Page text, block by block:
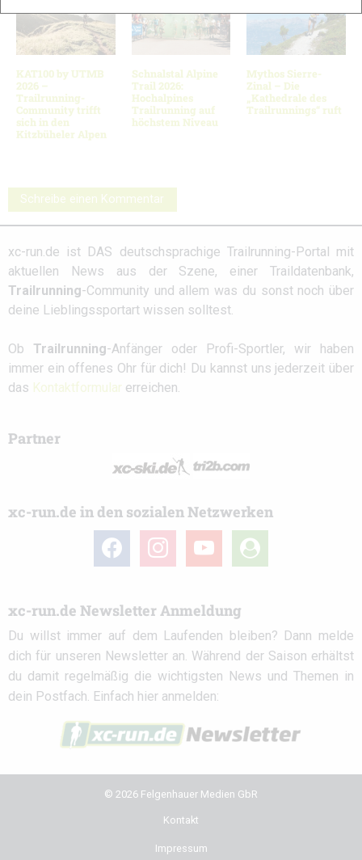
KAT100 by UTMB
2026 –
Trailrunning-
Community trifft
sich in den
Kitzbüheler Alpen
Schnalstal Alpine
Trail 2026:
Hochalpines
Trailrunning auf
höchstem Niveau
Mythos Sierre-
Zinal – Die
„Kathedrale des
Trailrunnings“ ruft
Schreibe einen Kommentar
xc-run.de ist DAS deutschsprachige Trailrunning-Portal mit
aktuellen News aus der Szene, einer Traildatenbank,
Trailrunning-Community und allem was du sonst noch über
deine Lieblingssportart wissen solltest.
Ob Trailrunning-Anfänger oder Profi-Sportler, wir haben
immer ein offenes Ohr für dich! Du kannst uns jederzeit über
das Kontaktformular erreichen.
Partner
xc-run.de in den sozialen Netzwerken
facebook instagramyoutube
user-
circle
xc-run.de Newsletter Anmeldung
Du willst immer auf dem Laufenden bleiben? Dann melde
dich für unseren Newsletter an. Während der Saison erhältst
du damit regelmäßig die wichtigsten News und Themen in
dein Postfach. Einfach hier anmelden:
© 2026 Felgenhauer Medien GbR
Kontakt
Impressum